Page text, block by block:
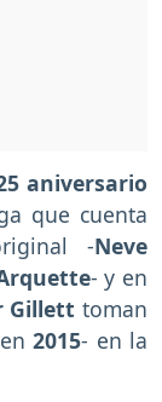
aniversario
que cuenta
-Neve
- y en
Gillett toman
2015- en la